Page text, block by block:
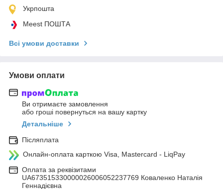
Укрпошта
Meest ПОШТА
Всі умови доставки
Умови оплати
Ви отримаєте замовлення
або гроші повернуться на вашу картку
Детальніше
Післяплата
Онлайн-оплата карткою Visa, Mastercard - LiqPay
Оплата за реквізитами
UA673515330000026006052237769 Коваленко Наталія
Геннадієвна